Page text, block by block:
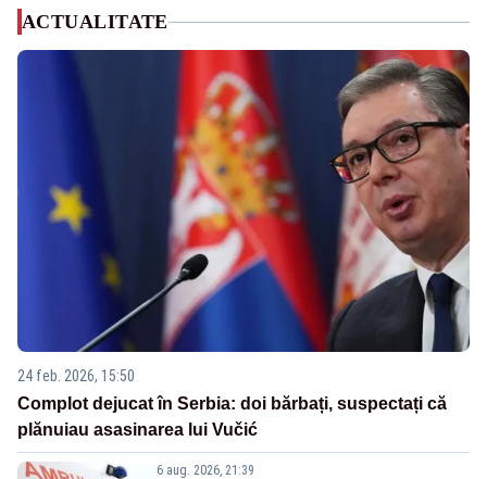
ACTUALITATE
24 feb. 2026, 15:50
Complot dejucat în Serbia: doi bărbați, suspectați că
plănuiau asasinarea lui Vučić
6 aug. 2026, 21:39